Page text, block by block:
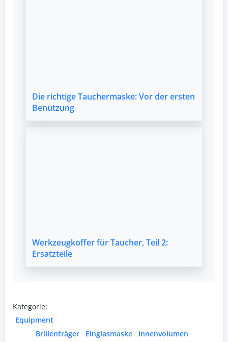
Die richtige Tauchermaske: Vor der ersten
Benutzung
Werkzeugkoffer für Taucher, Teil 2:
Ersatzteile
Kategorie:
Equipment
Brillenträger Einglasmaske
Innenvolumen